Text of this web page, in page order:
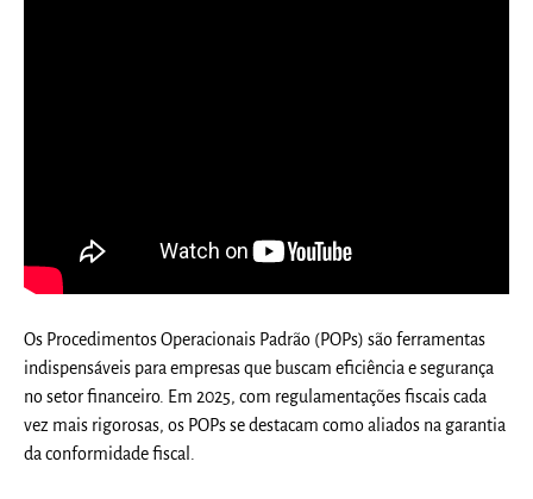
Os Procedimentos Operacionais Padrão (POPs) são ferramentas
indispensáveis para empresas que buscam eficiência e segurança
no setor financeiro. Em 2025, com regulamentações fiscais cada
vez mais rigorosas, os POPs se destacam como aliados na garantia
da conformidade fiscal.